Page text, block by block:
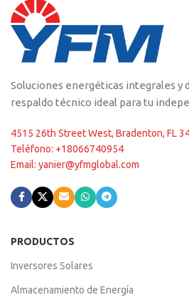
Soluciones energéticas integrales y
respaldo técnico ideal para tu
4515 26th Street West, Bradenton, FL
Teléfono: +18066740954
Email: yanier@yfmglobal.com
PRODUCTOS
Inversores Solares
Almacenamiento de Energía